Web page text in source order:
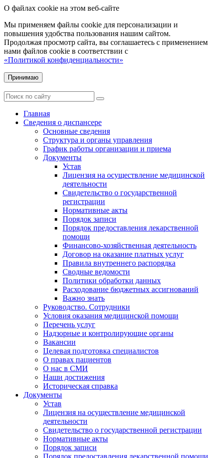
О файлах cookie на этом веб-сайте
Мы применяем файлы cookie для персонализации и
повышения удобства пользования нашим сайтом.
Продолжая просмотр сайта, вы соглашаетесь с применением
нами файлов cookie в соответствии с
«Политикой конфиденциальности»
Принимаю
Главная
Сведения о диспансере
Основные сведения
Структура и органы управления
График работы организации и приема
Документы
Устав
Лицензия на осуществление медицинской
деятельности
Свидетельство о государственной
регистрации
Нормативные акты
Порядок записи
Порядок предоставления лекарственной
помощи
Финансово-хозяйственная деятельность
Договор на оказание платных услуг
Правила внутреннего распорядка
Сводные ведомости
Политики обработки данных
Расходование бюджетных ассигнований
Важно знать
Руководство. Сотрудники
Условия оказания медицинской помощи
Перечень услуг
Надзорные и контролирующие органы
Вакансии
Целевая подготовка специалистов
О правах пациентов
О нас в СМИ
Наши достижения
Историческая справка
Документы
Устав
Лицензия на осуществление медицинской
деятельности
Свидетельство о государственной регистрации
Нормативные акты
Порядок записи
Порядок предоставления лекарственной помощи